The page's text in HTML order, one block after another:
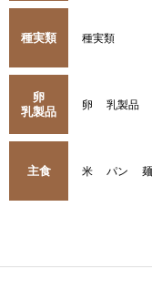
種実類 種実類
卵
乳製品
卵 乳製品
主食 米 パン 麺